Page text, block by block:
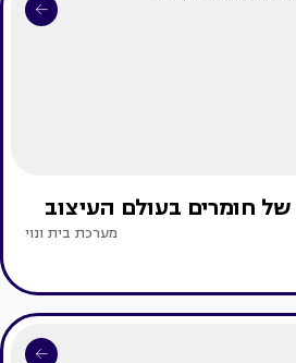
של חומרים בעולם העיצוב
מערכת בית ונוי